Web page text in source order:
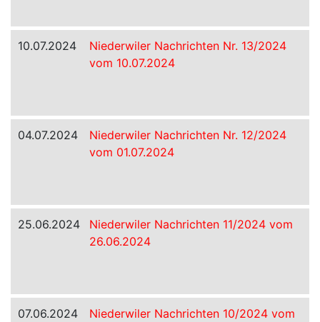
10.07.2024
Niederwiler Nachrichten Nr. 13/2024
vom 10.07.2024
04.07.2024
Niederwiler Nachrichten Nr. 12/2024
vom 01.07.2024
25.06.2024
Niederwiler Nachrichten 11/2024 vom
26.06.2024
07.06.2024
Niederwiler Nachrichten 10/2024 vom